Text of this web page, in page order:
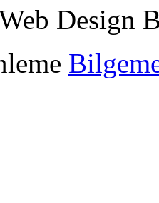
Design